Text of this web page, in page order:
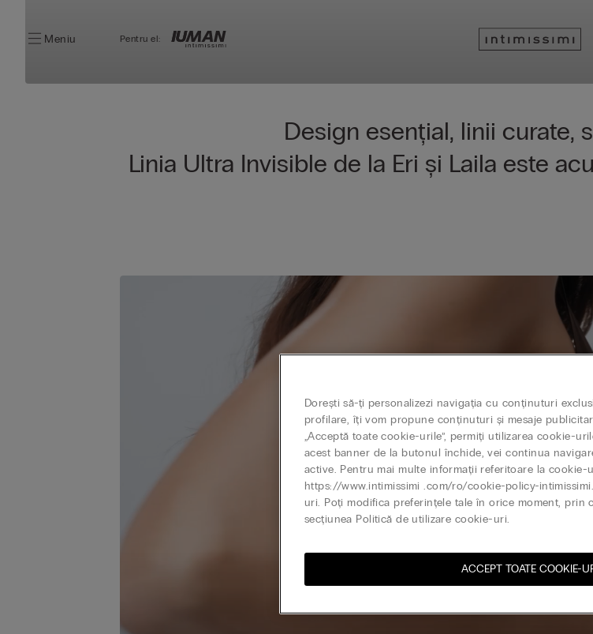
Meniu Pentru el:
Microfibră
RON
Sutiene Ultra Invisible
Design esențial, linii curate,
Linia Ultra Invisible de la Eri și Laila este
Dorești să-ți personalizezi navigația cu conținuturi
profilare, îți vom propune conținuturi și mesaje
„Acceptă toate cookie-urile”, permiți utilizarea cookie-
acest banner de la butonul închide, vei continua
active. Pentru mai multe informații referitoare la cookie-
https://www.intimissimi .com/ro/cookie-policy-
uri. Poți modifica preferințele tale în orice moment, prin
secțiunea Politică de utilizare cookie-uri.
ACCEPT TOATE COOKIE-